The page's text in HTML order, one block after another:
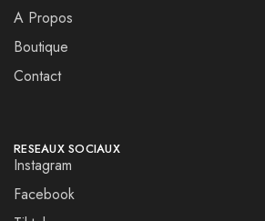
A Propos
Boutique
Contact
RESEAUX SOCIAUX
Instagram
Facebook